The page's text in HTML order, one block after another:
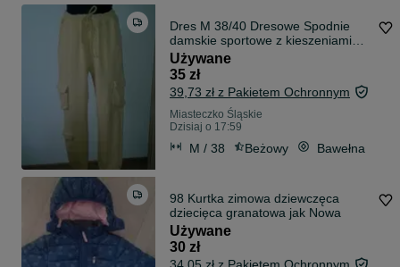
Dres M 38/40 Dresowe Spodnie
damskie sportowe z kieszeniami
beżowe bojówki
Używane
35 zł
39,73 zł z Pakietem Ochronnym
Miasteczko Śląskie
Dzisiaj o 17:59
M / 38 Beżowy Bawełna
98 Kurtka zimowa dziewczęca
dziecięca granatowa jak Nowa
Używane
30 zł